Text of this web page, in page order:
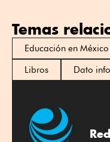
Temas
Educación en México
Libros
Dato